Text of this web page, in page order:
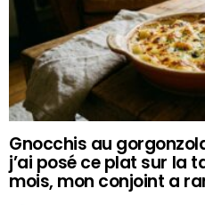
Gnocchis au
j’ai posé ce plat sur la
mois, mon conjoint a